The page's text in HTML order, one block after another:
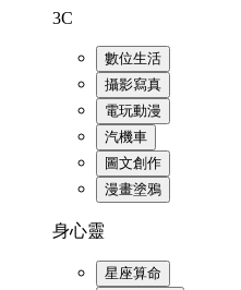
3C
數位生活
攝影寫真
電玩動漫
汽機車
圖文創作
漫畫塗鴉
身心靈
星座算命